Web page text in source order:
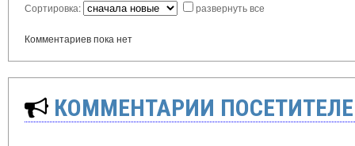
Сортировка: развернуть все
Комментариев пока нет
КОММЕНТАРИИ